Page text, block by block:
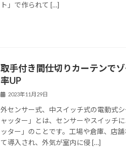
ト」で作られて […]
取手付き間仕切りカーテンで
率UP
2023年11月29日
外センサー式、中スイッチ式の電動式
ャッター」とは、センサーやスイッチ
ッター」のことです。工場や倉庫、店
て導入され、外気が室内に侵 […]